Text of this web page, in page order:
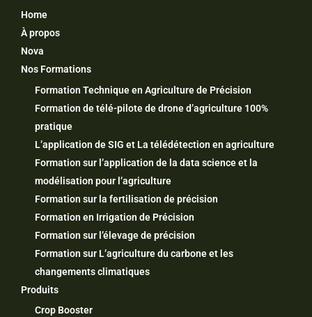
Home
À propos
Nova
Nos Formations
Formation Technique en Agriculture de Précision
Formation de télé-pilote de drone d’agriculture 100%
pratique
L’application de SIG et La télédétection en agriculture
Formation sur l’application de la data science et la
modélisation pour l’agriculture
Formation sur la fertilisation de précision
Formation en Irrigation de Précision
Formation sur l’élevage de précision
Formation sur L’agriculture du carbone et les
changements climatiques
Produits
Crop Booster